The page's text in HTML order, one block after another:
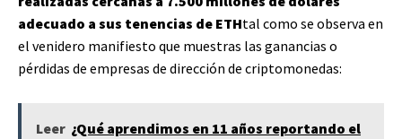
adecuado a sus tenencias de ETHtal como se observa en
el venidero manifiesto que muestras las ganancias o
pérdidas de empresas de dirección de criptomonedas:
Leer ¿Qué aprendimos en 11 años reportando el